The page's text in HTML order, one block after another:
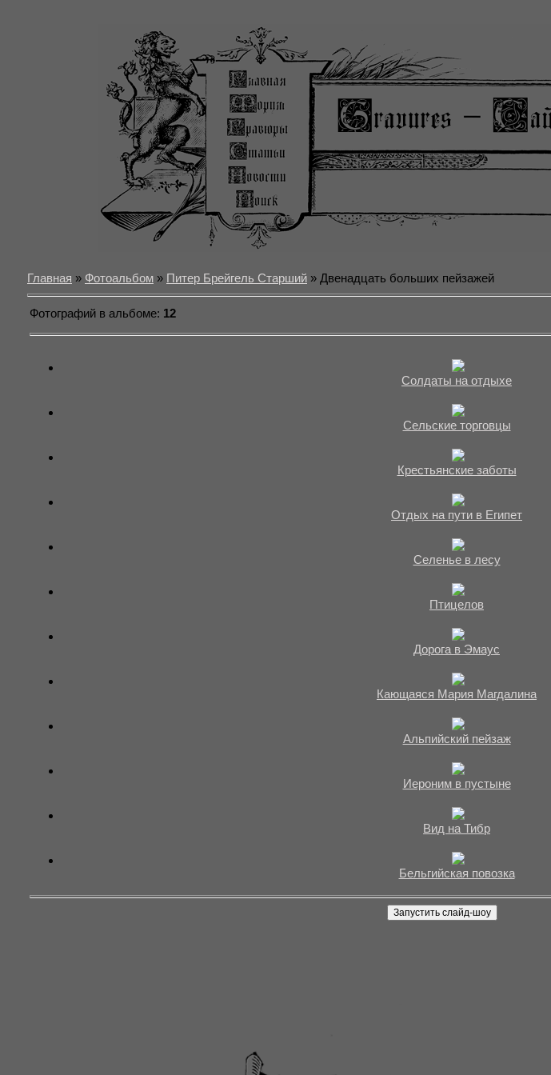
Главная » Фотоальбом » Питер Брейгель Старший » Двенадцать больших пейзажей
Фотографий в альбоме: 12
Солдаты на отдыхе
Сельские торговцы
Крестьянские заботы
Отдых на пути в Египет
Селенье в лесу
Птицелов
Дорога в Эмаус
Кающаяся Мария Магдалина
Альпийский пейзаж
Иероним в пустыне
Вид на Тибр
Бельгийская повозка